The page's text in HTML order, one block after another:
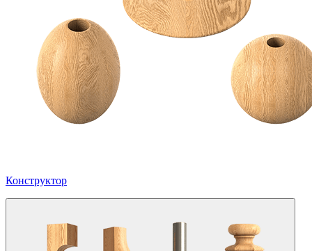
Конструктор